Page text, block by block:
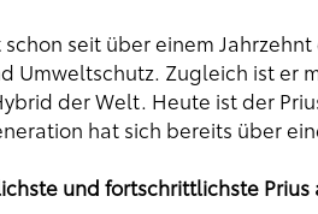
seit über einem
Umweltschutz. Zugleich ist er
der Welt. Heute ist der
hat sich bereits über
und fortschrittlichste Prius